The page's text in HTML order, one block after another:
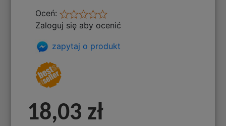
Oceń:
Zaloguj się aby ocenić
zapytaj o produkt
18,03 zł